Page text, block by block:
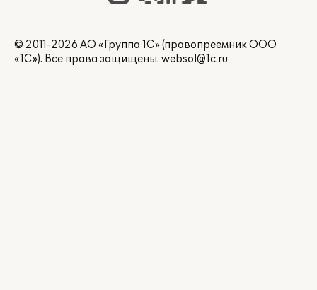
© 2011-2026 АО «Группа 1С» (правопреемник ООО
«1С»). Все права защищены. websol@1c.ru